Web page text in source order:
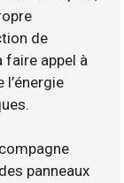
de
faire appel à
panneaux